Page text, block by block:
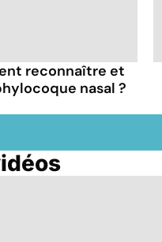
reconnaître et
nasal ?